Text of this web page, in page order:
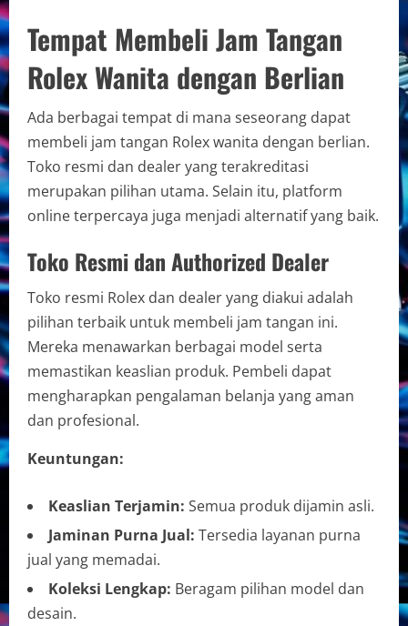
Tempat Membeli Jam Tangan
Rolex Wanita dengan Berlian
Ada berbagai tempat di mana seseorang dapat
membeli jam tangan Rolex wanita dengan berlian.
Toko resmi dan dealer yang terakreditasi
merupakan pilihan utama. Selain itu, platform
online terpercaya juga menjadi alternatif yang baik.
Toko Resmi dan Authorized Dealer
Toko resmi Rolex dan dealer yang diakui adalah
pilihan terbaik untuk membeli jam tangan ini.
Mereka menawarkan berbagai model serta
memastikan keaslian produk. Pembeli dapat
mengharapkan pengalaman belanja yang aman
dan profesional.
Keuntungan:
Keaslian Terjamin: Semua produk dijamin asli.
Jaminan Purna Jual: Tersedia layanan purna
jual yang memadai.
Koleksi Lengkap: Beragam pilihan model dan
desain.